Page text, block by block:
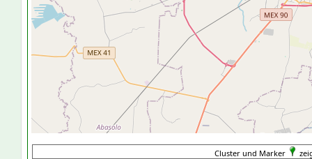
Cluster und Marker